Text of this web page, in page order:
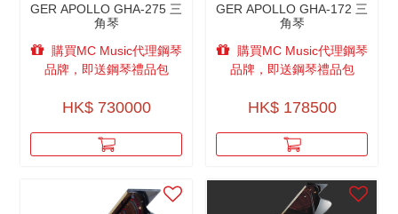
GER APOLLO GHA-275 三
角琴
購買MC Music代理鋼琴
品牌，即送鋼琴禮品包
HK$ 730000
GER APOLLO GHA-172 三
角琴
購買MC Music代理鋼琴
品牌，即送鋼琴禮品包
HK$ 178500